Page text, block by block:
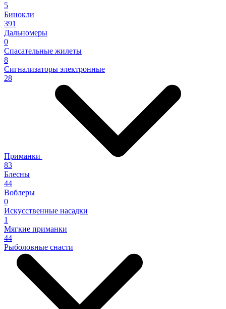
5
Бинокли
391
Дальномеры
0
Спасательные жилеты
8
Сигнализаторы электронные
28
Приманки
83
Блесны
44
Воблеры
0
Искусственные насадки
1
Мягкие приманки
44
Рыболовные снасти